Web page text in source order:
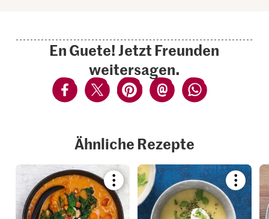
En Guete! Jetzt Freunden
weitersagen.
Ähnliche Rezepte
Bookmark
recipe
or
add
recipe
or
add